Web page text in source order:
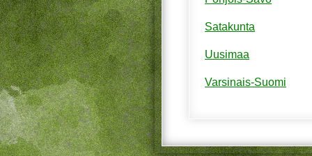
Satakunta
Uusimaa
Varsinais-Suomi